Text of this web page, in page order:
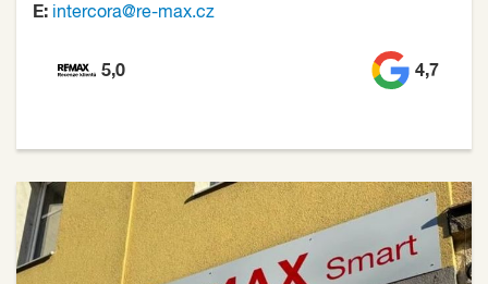
E: intercora@re-max.cz
5,0 4,7